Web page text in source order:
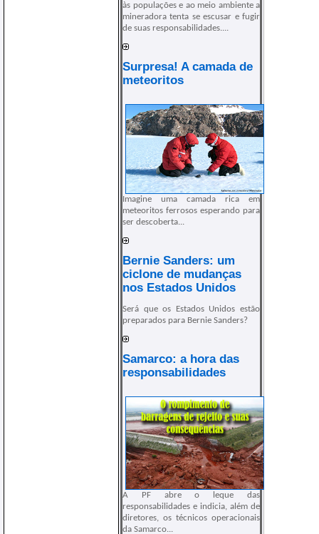
às populações e ao meio ambiente a
mineradora tenta se escusar e fugir
de suas responsabilidades....
Surpresa! A camada de
meteoritos
Imagine uma camada rica em
meteoritos ferrosos esperando para
ser descoberta...
Bernie Sanders: um
ciclone de mudanças
nos Estados Unidos
Será que os Estados Unidos estão
preparados para Bernie Sanders?
Samarco: a hora das
responsabilidades
A PF abre o leque das
responsabilidades e indicia, além de
diretores, os técnicos operacionais
da Samarco...